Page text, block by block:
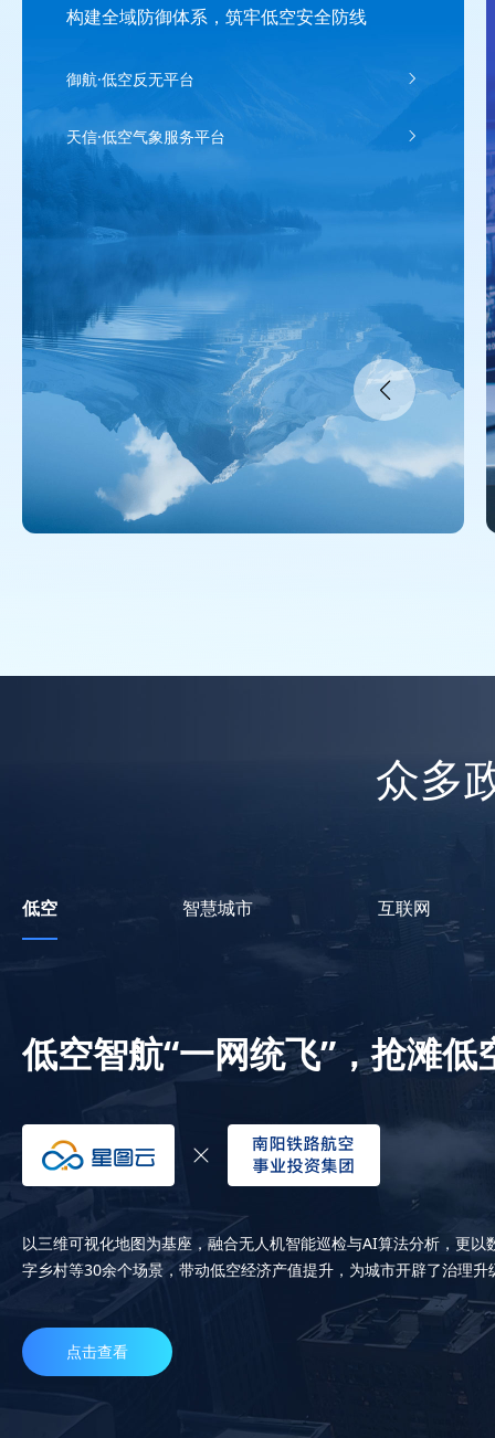
构建全域防御体系，筑牢低空安全防线
御航·低空反无平台
天信·低空气象服务平台
众多
低空 智慧城市 互联网
低空智航“一网统飞”，抢滩低
以三维可视化地图为基座，融合无人机智能巡检与AI算法分析，更
字乡村等30余个场景，带动低空经济产值提升，为城市开辟了治理
点击查看